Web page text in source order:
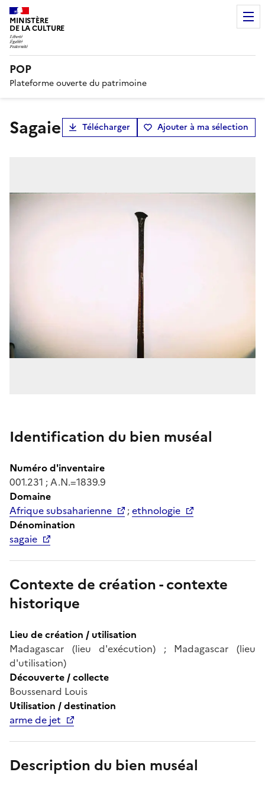
MINISTÈRE
DE LA CULTURE
POP
Plateforme ouverte du patrimoine
sagaie Télécharger Ajouter à ma sélection
Identification du bien muséal
Numéro d'inventaire
001.231 ; A.N.=1839.9
Domaine
Afrique subsaharienne
;ethnologie
Dénomination
sagaie
Contexte de création - contexte
historique
Lieu de création / utilisation
Madagascar (lieu d'exécution) ; Madagascar (lieu
d'utilisation)
Découverte / collecte
Boussenard Louis
Utilisation / destination
arme de jet
Description du bien muséal